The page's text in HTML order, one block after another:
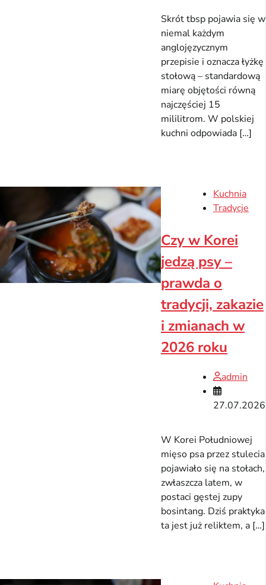
Skrót tbsp pojawia się w
niemal każdym
anglojęzycznym
przepisie i oznacza łyżkę
stołową – standardową
miarę objętości równą
najczęściej 15
mililitrom. W polskiej
kuchni odpowiada […]
Kuchnia
Tradycje
Czy w Korei
jedzą psy –
prawda o
tradycji, zakazie
i zmianach w
2026 roku
admin
27.07.2026
W Korei Południowej
mięso psa przez stulecia
pojawiało się na stołach,
zwłaszcza latem, w
postaci gęstej zupy
bosintang. Dziś praktyka
ta jest już reliktem, a […]